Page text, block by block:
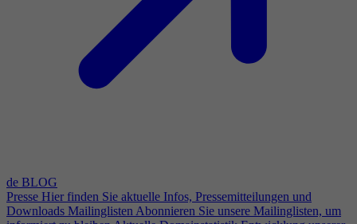
de BLOG
Presse Hier finden Sie aktuelle Infos, Pressemitteilungen und
Downloads Mailinglisten Abonnieren Sie unsere Mailinglisten, um